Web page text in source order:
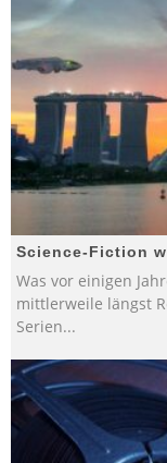
Science-Fiction
Was vor einigen
mittlerweile längst
Serien...